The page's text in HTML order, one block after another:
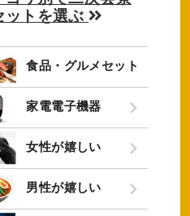
ットを選ぶ
食品・グルメセット
家電電子機器
女性が嬉しい
男性が嬉しい